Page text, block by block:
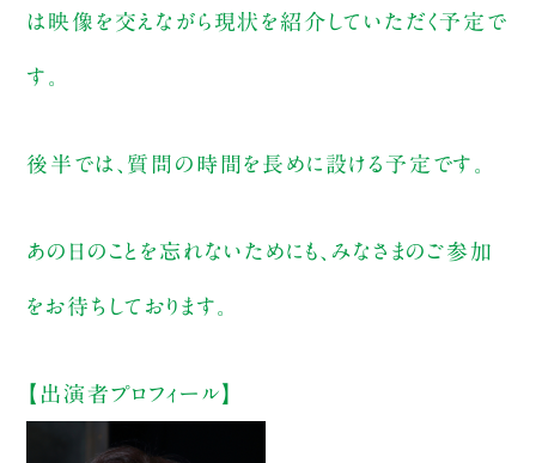
は映像を交えながら現状を紹介していただく予定で
す。
後半では、質問の時間を長めに設ける予定です。
あの日のことを忘れないためにも、みなさまのご参加
をお待ちしております。
【出演者プロフィール】